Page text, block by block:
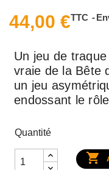
44,00 €TTC
Un jeu de
vraie de la Bête
un jeu
endossant le
Quantité
